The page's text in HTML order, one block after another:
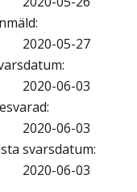
:
2020-05-27
:
2020-06-03
:
2020-06-03
svarsdatum:
2020-06-03